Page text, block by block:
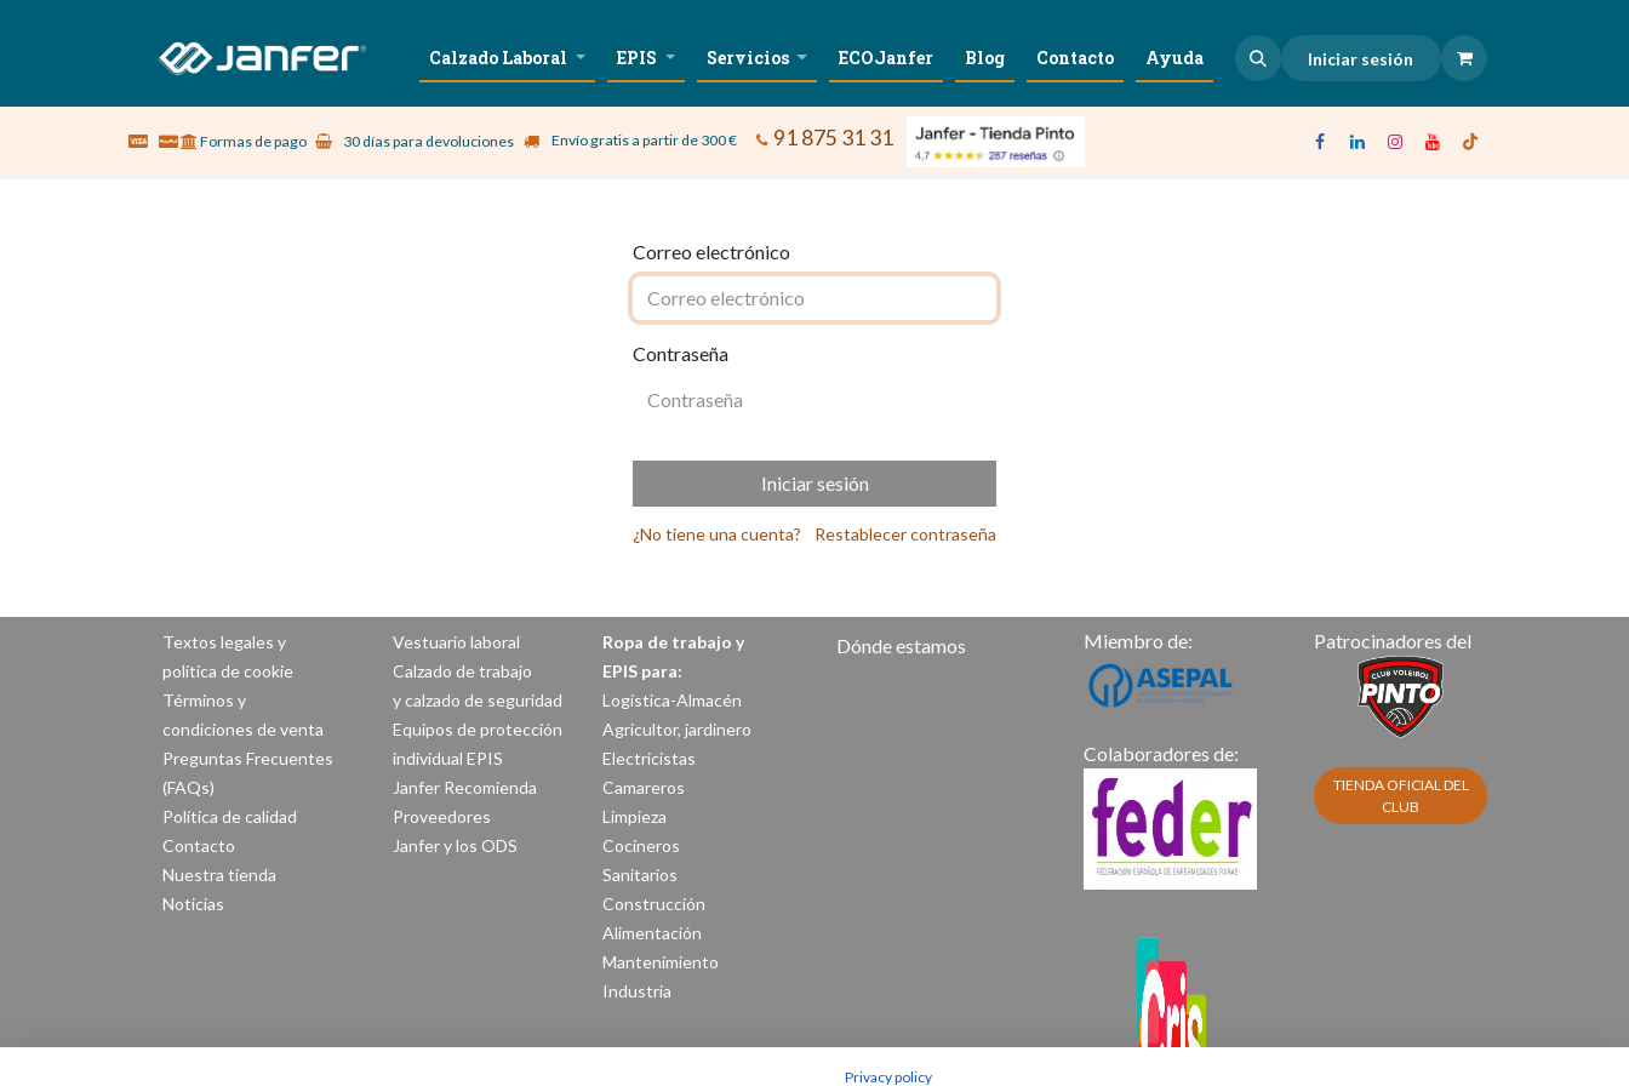
Sobre nosotros Vestuario Laboral Calzado Laboral EPIS Servicios ECOJanfer Blog Contacto Ayuda Iniciar sesión
Formas de pago 30 días para devoluciones Envío gratis a partir de 300 € 91 875 31 31
Correo electrónico
Contraseña
Iniciar sesión
¿No tiene una cuenta? Restablecer contraseña
Textos legales y
política de cookie
Términos y
condiciones de venta
Preguntas Frecuentes
(FAQs)
Política de calidad
Contacto
Nuestra tienda
Noticias
Vestuario laboral
Calzado de trabajo
y calzado de seguridad
Equipos de protección
individual EPIS
Janfer Recomienda
Proveedores
Janfer y los ODS
Ropa de trabajo y
EPIS para:
Logística-Almacén
Agricultor, jardinero
Electricistas
Camareros
Limpieza
Cocineros
Sanitarios
Construcción
Alimentación
Mantenimiento
Industria
Dónde estamos Miembro de:
Colaboradores de:
Patrocinadores del
TIENDA OFICIAL DEL
CLUB
Privacy policy